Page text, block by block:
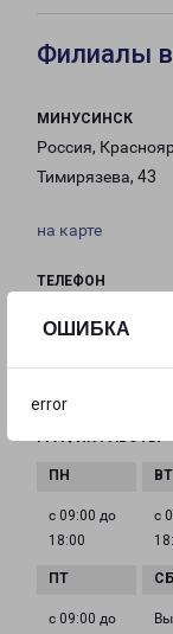
ОШИБКА
error
Филиалы
МИНУСИНСК
Россия,
Тимирязева, 43
на карте
ТЕЛЕФОН
ГРАФИК РАБОТЫ
с 09:00 до
18:00
с
с 09:00 до